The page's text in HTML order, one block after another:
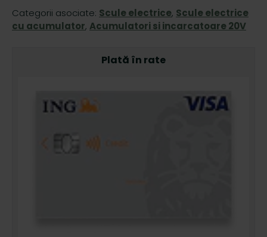
Categorii asociate: Scule electrice, Scule electrice
cu acumulator, Acumulatori si incarcatoare 20V
Plată în rate